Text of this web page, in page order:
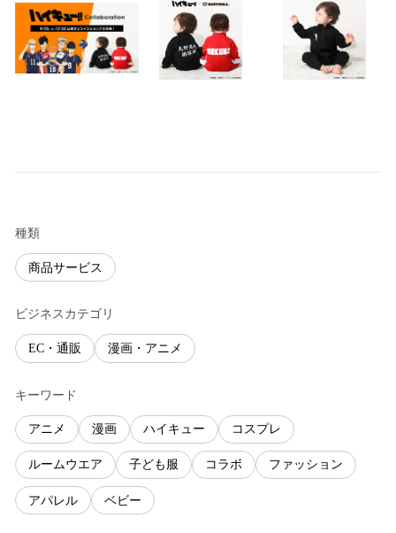
種類
商品サービス
ビジネスカテゴリ
EC・通販 漫画・アニメ
キーワード
アニメ 漫画 ハイキュー コスプレ
ルームウエア 子ども服 コラボ ファッション
アパレル ベビー